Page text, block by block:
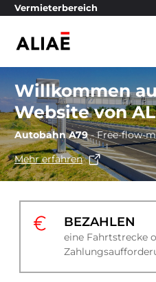
Vermieterbereich
Bezahlseite
Willkommen
Website von
Autobahn A79- Free-flow-
Mehr erfahren
BEZAHLEN
eine Fahrtstrecke